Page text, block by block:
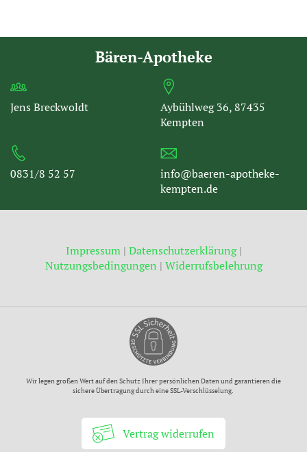
Bären-Apotheke
Jens Breckwoldt
Aybühlweg 36, 87435
Kempten
0831/8 52 57
info@baeren-apotheke-
kempten.de
Impressum | Datenschutzerklärung|
Nutzungsbedingungen | Widerrufsbelehrung
Wir legen großen Wert auf den Schutz Ihrer persönlichen Daten und garantieren die
sichere Übertragung durch eine SSL-Verschlüsselung.
Vertrag widerrufen